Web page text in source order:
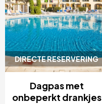
DIRECTE RESERVERING
Dagpas met
onbeperkt drankjes